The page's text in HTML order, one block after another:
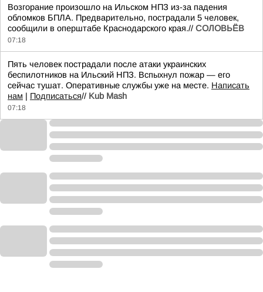
Возгорание произошло на Ильском НПЗ из-за падения
обломков БПЛА. Предварительно, пострадали 5 человек,
сообщили в оперштабе Краснодарского края.// СОЛОВЬЁВ
07:18
Пять человек пострадали после атаки украинских
беспилотников на Ильский НПЗ. Вспыхнул пожар — его
сейчас тушат. Оперативные службы уже на месте. Написать
нам | Подписаться// Kub Mash
07:18